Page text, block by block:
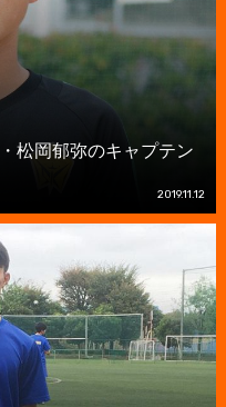
松岡郁弥のキャプテン
2019.11.12